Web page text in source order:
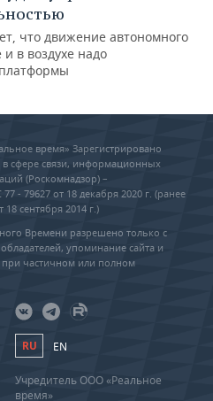
что движение автономного
в воздухе надо
время» Зарегистрировано
сфере связи, информационных
(Роскомнадзор) –
- 79627 от 18 декабря 2020 г. (ранее
сентября 2014 г.)
Времени разрешено только с
упоминание сайта и
при частичном или полном
RU EN
Учредитель ООО «Реальное
время»